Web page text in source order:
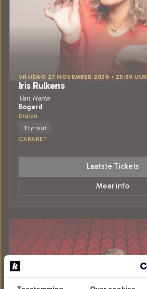
VRIJDAG 27 NOVEMBER 2026 • 20:30 UUR
Iris Rulkens
Van Harte
Bogerd
Druten
Try-out
CABARET
Laatste Tickets
Meer info